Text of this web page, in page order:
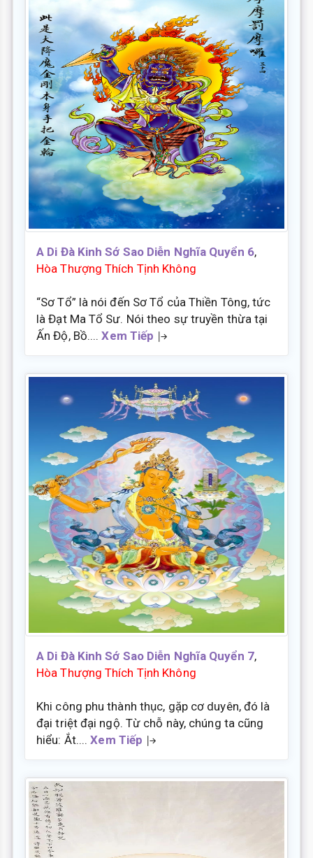
A Di Đà Kinh Sớ Sao Diễn Nghĩa Quyển 6,
Hòa Thượng Thích Tịnh Không
“Sơ Tổ” là nói đến Sơ Tổ của Thiền Tông, tức
là Đạt Ma Tổ Sư. Nói theo sự truyền thừa tại
Ấn Độ, Bồ....Xem Tiếp
A Di Đà Kinh Sớ Sao Diễn Nghĩa Quyển 7,
Hòa Thượng Thích Tịnh Không
Khi công phu thành thục, gặp cơ duyên, đó là
đại triệt đại ngộ. Từ chỗ này, chúng ta cũng
hiểu: Ắt....Xem Tiếp